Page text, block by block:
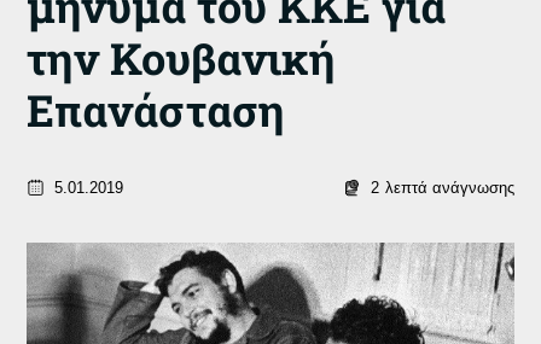
την Κουβανική
Επανάσταση
5.01.2019 2 λεπτά ανάγνωσης